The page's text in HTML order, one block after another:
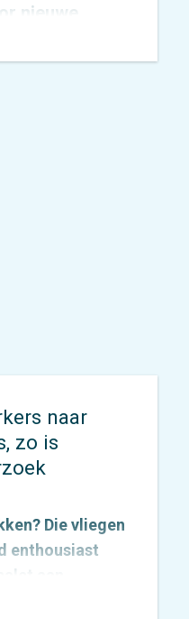
nieuwe
naar
zo is
Die vliegen
enthousiast
aan